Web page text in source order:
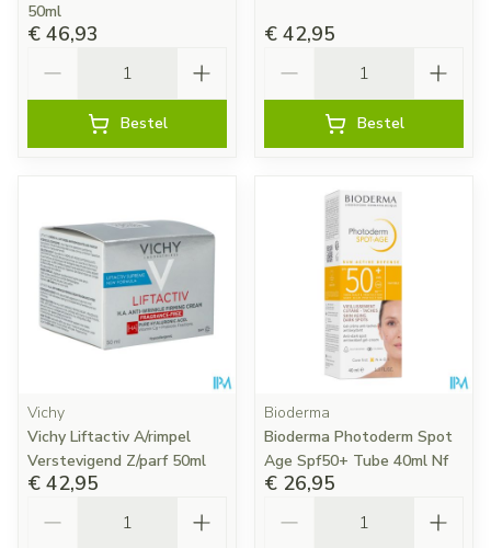
50ml
€ 46,93
Bestel
€ 42,95
Bestel
Vichy
Vichy Liftactiv A/rimpel
Verstevigend Z/parf 50ml
€ 42,95
Bioderma
Bioderma Photoderm Spot
Age Spf50+ Tube 40ml Nf
€ 26,95